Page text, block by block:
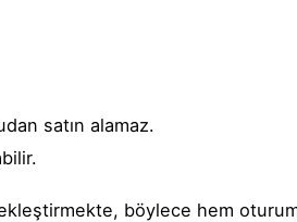
satın alamaz.
böylece hem